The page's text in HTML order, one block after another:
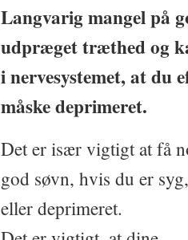
Langvarig mangel på
udpræget træthed og
i nervesystemet, at du
måske deprimeret.
Det er især vigtigt at få
god søvn, hvis du er
eller deprimeret.